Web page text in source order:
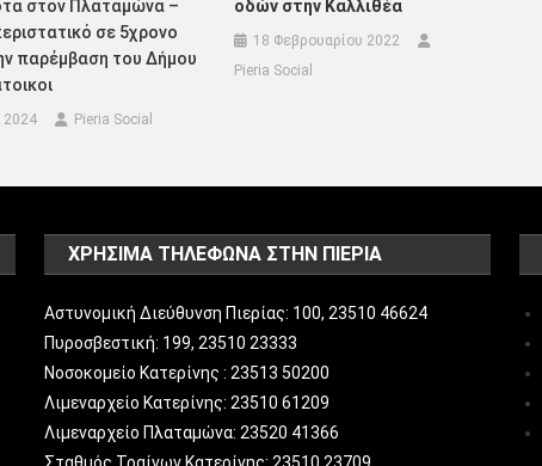
στον Πλαταμώνα –
σε 5χρονο
παρέμβαση του Δήμου
2024 Pieria Social
οδών στην Καλλιθέα
18 Φεβρουαρίου 2022
Pieria Social
ΧΡΗΣΙΜΑ ΤΗΛΕΦΩΝΑ ΣΤΗΝ ΠΙΕΡΙΑ
Αστυνομική Διεύθυνση Πιερίας: 100, 23510 46624
Πυροσβεστική: 199, 23510 23333
Νοσοκομείο Κατερίνης : 23513 50200
Λιμεναρχείο Κατερίνης: 23510 61209
Λιμεναρχείο Πλαταμώνα: 23520 41366